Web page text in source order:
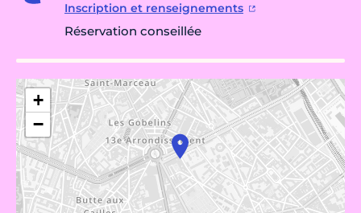
Inscription et renseignements
Réservation conseillée
+
−